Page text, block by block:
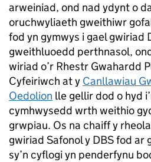
arweiniad, ond nad ydynt o
oruchwyliaeth gweithiwr
fod yn gymwys i gael gwiriad
gweithluoedd perthnasol,
wiriad o’r Rhestr Gwahardd
Cyfeiriwch at y Canllawiau
Oedolion lle gellir dod o hyd
cymhwysedd wrth weithio
grwpiau. Os na chaiff y
gwiriad Safonol y DBS fod ar
sy’n cyflogi yn penderfynu